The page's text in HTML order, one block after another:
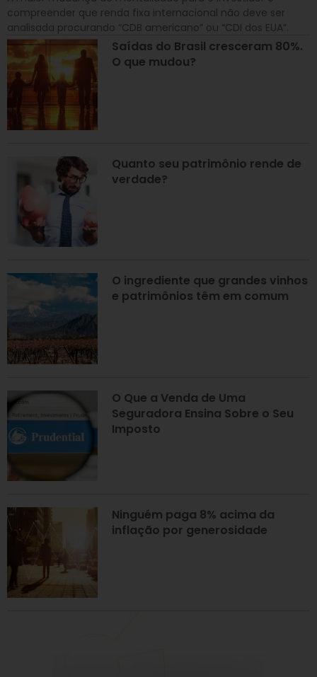
compreender que renda fixa internacional não deve ser
analisada procurando “CDB americano” ou “CDI dos EUA”.
Saídas do Brasil cresceram 80%.
O que mudou?
Quanto seu patrimônio rende de
verdade?
O ingrediente que grandes vinhos
e patrimônios têm em comum
O Que a Venda de Uma
Seguradora Ensina Sobre o Seu
Imposto
Ninguém paga 8% acima da
inflação por generosidade